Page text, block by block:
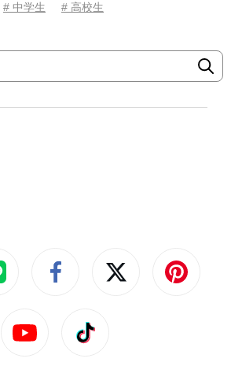
# 中学生 # 高校生